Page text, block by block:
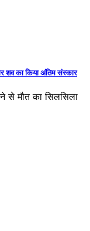
शव का किया अंतिम संस्कार
से मौत का सिलसिला